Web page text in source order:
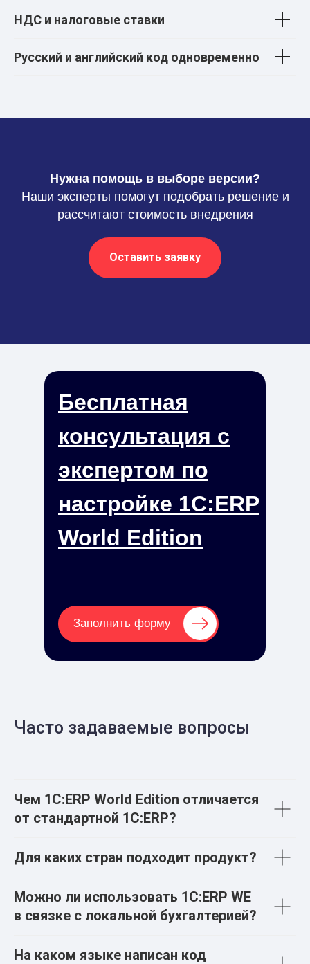
НДС и налоговые ставки
Русский и английский код одновременно
Нужна помощь в выборе версии?
Наши эксперты помогут подобрать решение и
рассчитают стоимость внедрения
Оставить заявку
Бесплатная
консультация с
экспертом по
настройке 1С:ERP
World Edition
Заполнить форму
Часто задаваемые вопросы
Чем 1С:ERP World Edition отличается
от стандартной 1С:ERP?
Для каких стран подходит продукт?
Можно ли использовать 1С:ERP WE
в связке с локальной бухгалтерией?
На каком языке написан код